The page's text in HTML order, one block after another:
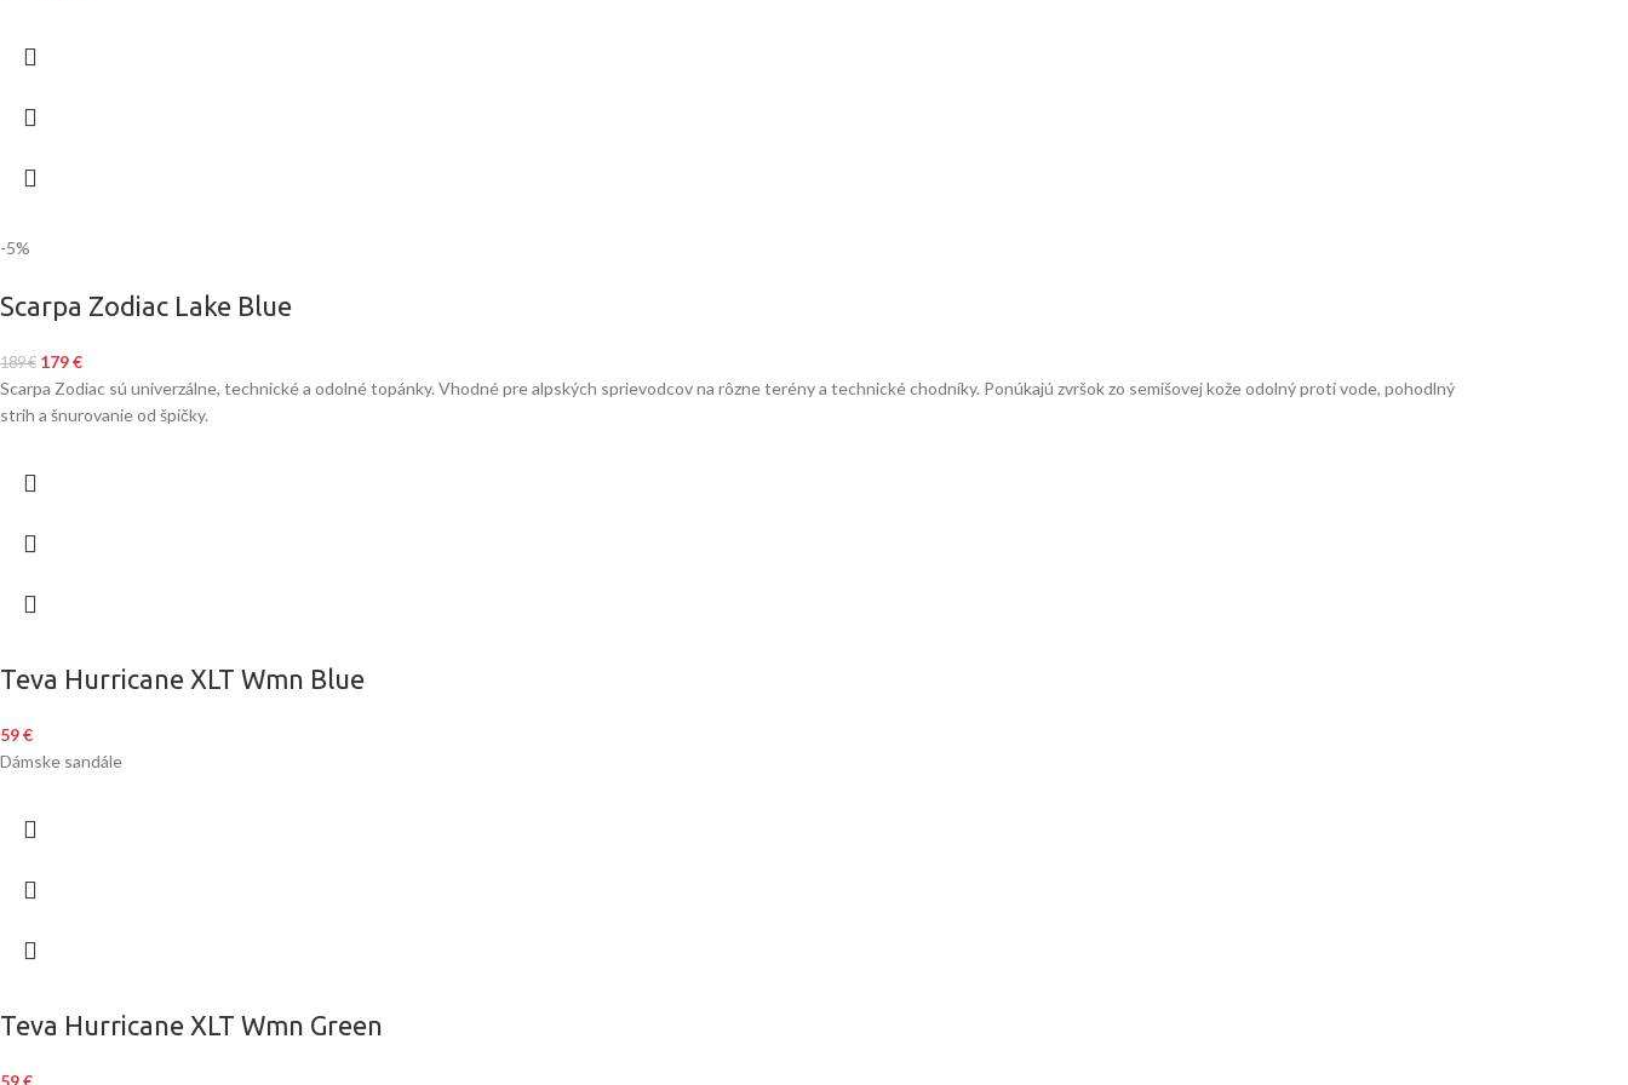
-5%
Scarpa Zodiac Lake Blue
189€ 179€
Scarpa Zodiac sú univerzálne, technické a odolné topánky. Vhodné pre alpských sprievodcov na rôzne terény a technické chodníky. Ponúkajú zvršok zo semišovej kože odolný proti vode, pohodlný
strih a šnurovanie od špičky.
Teva Hurricane XLT Wmn Blue
59€
Dámske sandále
Teva Hurricane XLT Wmn Green
59€